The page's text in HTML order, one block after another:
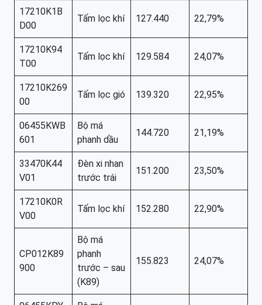
17210K1B
D00
Tấm lọc khí 127.440 22,79%
17210K94
T00
Tấm lọc khí 129.584 24,07%
17210K269
00
Tấm lọc gió 139.320 22,95%
06455KWB
601
Bộ má
phanh dầu
144.720 21,19%
33470K44
V01
Đèn xi nhan
trước trái
151.200 23,50%
17210K0R
V00
Tấm lọc khí 152.280 22,90%
CP012K89
900
Bộ má
phanh
trước – sau
(K89)
155.823 24,07%